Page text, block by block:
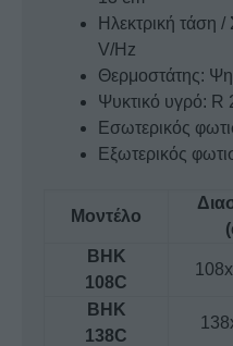
Ηλεκτρική τάση
V/Hz
Θερμοστάτης:
Ψυκτικό υγρό: R
Εσωτερικός
Εξωτερικός
Μοντέλο
BHK
108C
BHK
138C